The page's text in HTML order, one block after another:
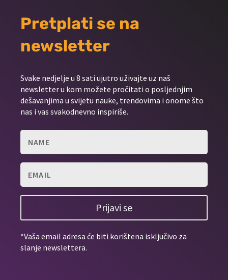
Pretplati se na
newsletter
Svake nedjelje u 8 sati ujutro uživajte uz naš
newsletter u kom možete pročitati o posljednjim
dešavanjima u svijetu nauke, trendovima i onome što
nas i vas svakodnevno inspiriše.
Prijavi se
*Vaša email adresa će biti korištena isključivo za
slanje newslettera.